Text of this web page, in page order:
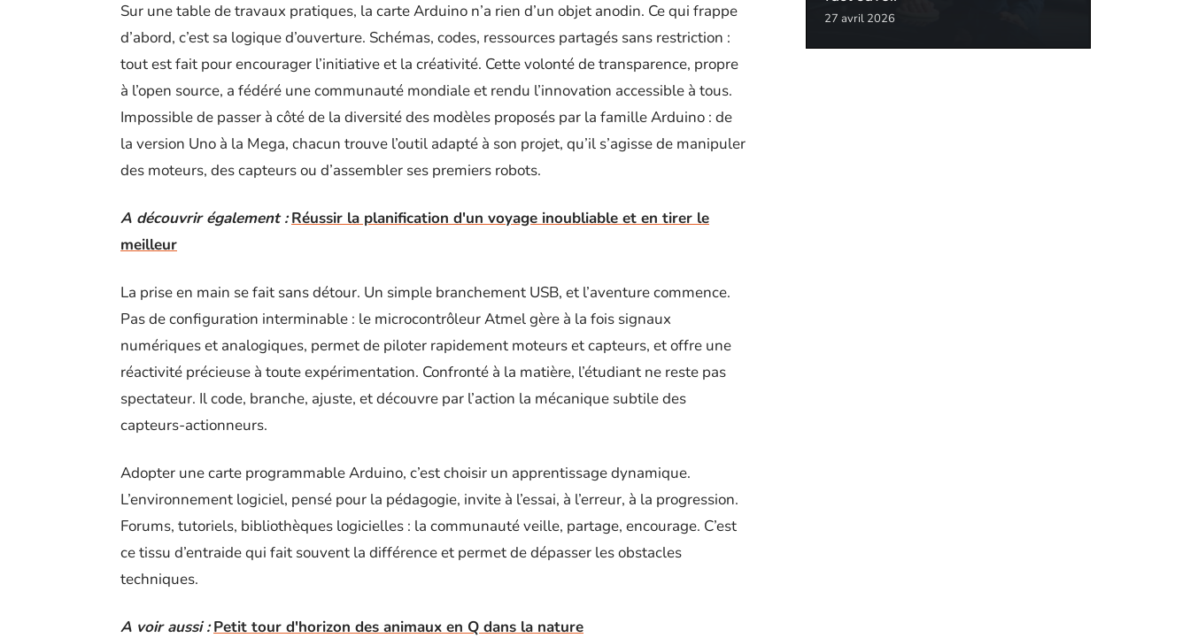
Sur une table de travaux pratiques, la carte Arduino n’a rien d’un objet anodin. Ce qui frappe
d’abord, c’est sa logique d’ouverture. Schémas, codes, ressources partagés sans restriction :
tout est fait pour encourager l’initiative et la créativité. Cette volonté de transparence, propre
à l’open source, a fédéré une communauté mondiale et rendu l’innovation accessible à tous.
Impossible de passer à côté de la diversité des modèles proposés par la famille Arduino : de
la version Uno à la Mega, chacun trouve l’outil adapté à son projet, qu’il s’agisse de manipuler
des moteurs, des capteurs ou d’assembler ses premiers robots.
A découvrir également : Réussir la planification d'un voyage inoubliable et en tirer le
meilleur
La prise en main se fait sans détour. Un simple branchement USB, et l’aventure commence.
Pas de configuration interminable : le microcontrôleur Atmel gère à la fois signaux
numériques et analogiques, permet de piloter rapidement moteurs et capteurs, et offre une
réactivité précieuse à toute expérimentation. Confronté à la matière, l’étudiant ne reste pas
spectateur. Il code, branche, ajuste, et découvre par l’action la mécanique subtile des
capteurs-actionneurs.
Adopter une carte programmable Arduino, c’est choisir un apprentissage dynamique.
L’environnement logiciel, pensé pour la pédagogie, invite à l’essai, à l’erreur, à la progression.
Forums, tutoriels, bibliothèques logicielles : la communauté veille, partage, encourage. C’est
ce tissu d’entraide qui fait souvent la différence et permet de dépasser les obstacles
techniques.
A voir aussi : Petit tour d'horizon des animaux en Q dans la nature
27 avril 2026